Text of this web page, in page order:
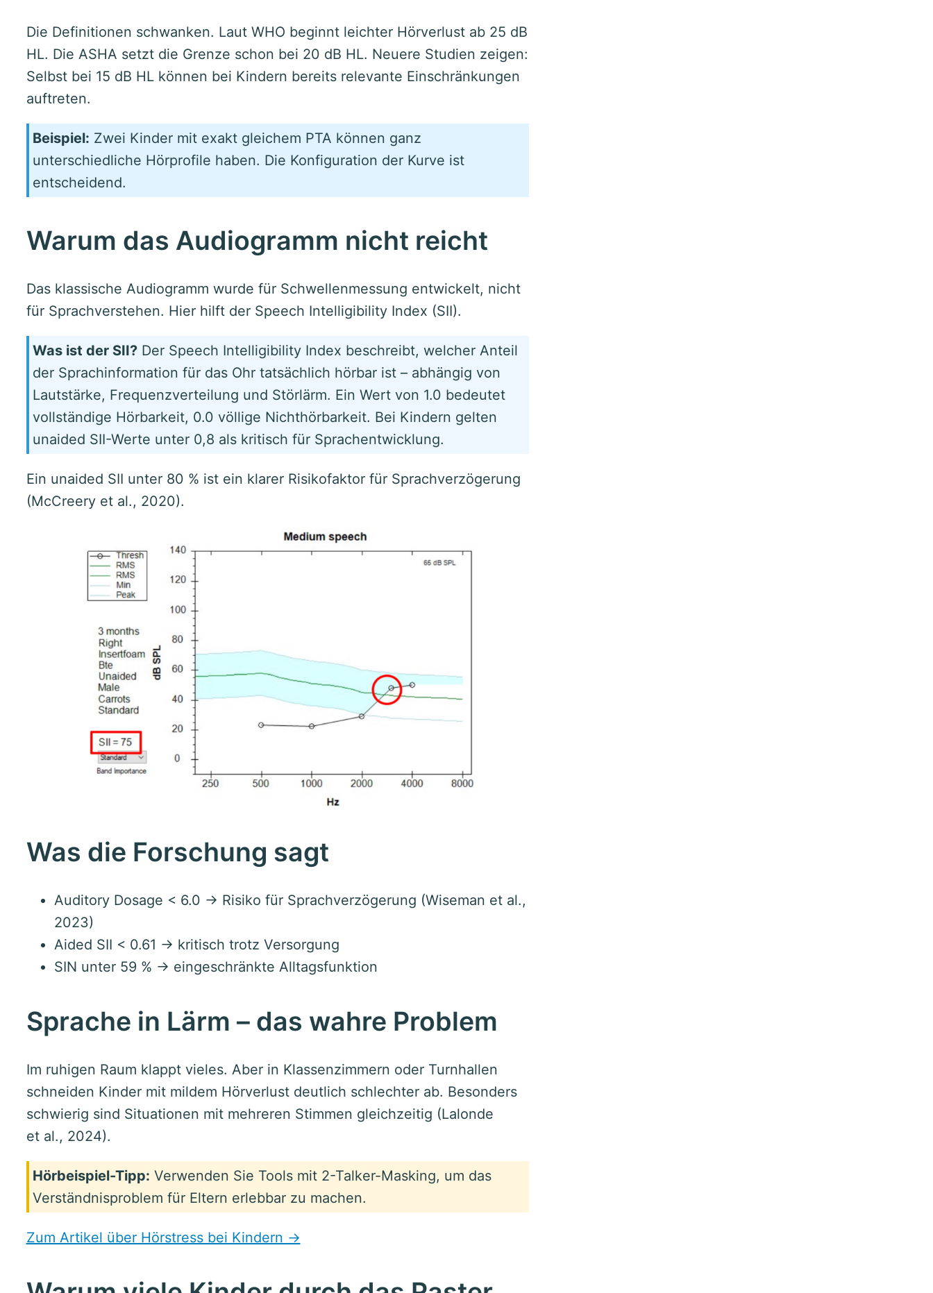
Die Definitionen schwanken. Laut WHO beginnt leichter Hörverlust ab 25 dB
HL. Die ASHA setzt die Grenze schon bei 20 dB HL. Neuere Studien zeigen:
Selbst bei 15 dB HL können bei Kindern bereits relevante Einschränkungen
auftreten.
Beispiel: Zwei Kinder mit exakt gleichem PTA können ganz
unterschiedliche Hörprofile haben. Die Konfiguration der Kurve ist
entscheidend.
Warum das Audiogramm nicht reicht
Das klassische Audiogramm wurde für Schwellenmessung entwickelt, nicht
für Sprachverstehen. Hier hilft der Speech Intelligibility Index (SII).
Was ist der SII?Der Speech Intelligibility Index beschreibt, welcher Anteil
der Sprachinformation für das Ohr tatsächlich hörbar ist – abhängig von
Lautstärke, Frequenzverteilung und Störlärm. Ein Wert von 1.0 bedeutet
vollständige Hörbarkeit, 0.0 völlige Nichthörbarkeit. Bei Kindern gelten
unaided SII-Werte unter 0,8 als kritisch für Sprachentwicklung.
Ein unaided SII unter 80 % ist ein klarer Risikofaktor für Sprachverzögerung
(McCreery et al., 2020).
Was die Forschung sagt
Auditory Dosage < 6.0 → Risiko für Sprachverzögerung (Wiseman et al.,
2023)
Aided SII < 0.61 → kritisch trotz Versorgung
SIN unter 59 % → eingeschränkte Alltagsfunktion
Sprache in Lärm – das wahre Problem
Im ruhigen Raum klappt vieles. Aber in Klassenzimmern oder Turnhallen
schneiden Kinder mit mildem Hörverlust deutlich schlechter ab. Besonders
schwierig sind Situationen mit mehreren Stimmen gleichzeitig (Lalonde
et al., 2024).
Hörbeispiel-Tipp: Verwenden Sie Tools mit 2-Talker-Masking, um das
Verständnisproblem für Eltern erlebbar zu machen.
Zum Artikel über Hörstress bei Kindern →